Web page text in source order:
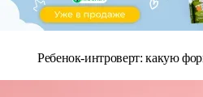
Ребенок-интроверт: какую